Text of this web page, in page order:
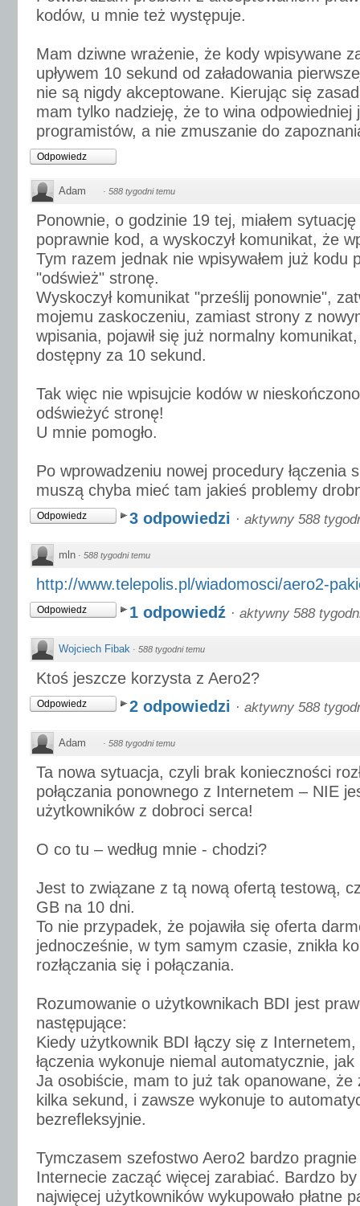
kodów, u mnie też występuje.
Mam dziwne wrażenie, że kody wpisywane
upływem 10 sekund od załadowania
nie są nigdy akceptowane. Kierując się
mam tylko nadzieję, że to wina odpowiedniej
programistów, a nie zmuszanie do
Odpowiedz
Adam · 588 tygodni temu
Ponownie, o godzinie 19 tej, miałem
poprawnie kod, a wyskoczył komunikat, że
Tym razem jednak nie wpisywałem już kodu
"odśwież" stronę.
Wyskoczył komunikat "prześlij ponownie",
mojemu zaskoczeniu, zamiast strony z
wpisania, pojawił się już normalny
dostępny za 10 sekund.
Tak więc nie wpisujcie kodów w
odświeżyć stronę!
U mnie pomogło.
Po wprowadzeniu nowej procedury łączenia
muszą chyba mieć tam jakieś problemy
Odpowiedz 3 odpowiedzi · aktywny 588
mln · 588 tygodni temu
http://www.telepolis.pl/wiadomosci/aero2-
Odpowiedz 1 odpowiedź · aktywny 588
Wojciech Fibak · 588 tygodni temu
Ktoś jeszcze korzysta z Aero2?
Odpowiedz 2 odpowiedzi · aktywny 588
Adam · 588 tygodni temu
Ta nowa sytuacja, czyli brak konieczności
połączania ponownego z Internetem – NIE
użytkowników z dobroci serca!
O co tu – według mnie - chodzi?
Jest to związane z tą nową ofertą testową,
GB na 10 dni.
To nie przypadek, że pojawiła się oferta
jednocześnie, w tym samym czasie, znikła
rozłączania się i połączania.
Rozumowanie o użytkownikach BDI jest
następujące:
Kiedy użytkownik BDI łączy się z
łączenia wykonuje niemal automatycznie, jak
Ja osobiście, mam to już tak opanowane, że
kilka sekund, i zawsze wykonuje to
bezrefleksyjnie.
Tymczasem szefostwo Aero2 bardzo pragnie
Internecie zacząć więcej zarabiać. Bardzo
najwięcej użytkowników wykupowało płatne